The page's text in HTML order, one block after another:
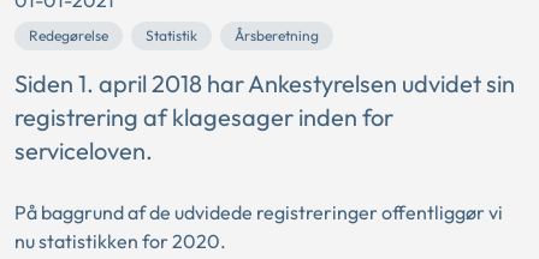
Redegørelse Statistik Årsberetning
Siden 1. april 2018 har Ankestyrelsen udvidet sin
registrering af klagesager inden for
serviceloven.
På baggrund af de udvidede registreringer offentliggør vi
nu statistikken for 2020.